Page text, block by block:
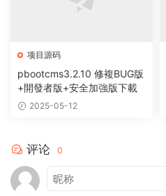
项目源码
pbootcms3.2.10 修複BUG版
+開發者版+安全加強版下載
2025-05-12
评论 0